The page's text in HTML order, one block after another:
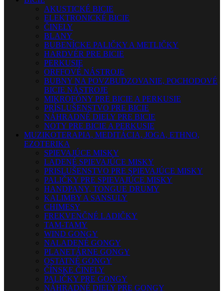
AKUSTICKÉ BICIE
ELEKTRONICKÉ BICIE
ČINELY
BLANY
BUBENÍCKE PALIČKY A METLIČKY
HARDVÉR PRE BICIE
PERKUSIE
ORFFOVÉ NÁSTROJE
BUBNY NA POVZBUDZOVANIE, POCHODOVÉ
BICIE NÁSTROJE
MIKROFÓNY PRE BICIE A PERKUSIE
PRÍSLUŠENSTVO PRE BICIE
NÁHRADNÉ DIELY PRE BICIE
NOTY PRE BICIE A PERKUSIE
MUZIKOTERAPIA, MEDITÁCIA, JOGA, ETHNO,
EZOTERIKA
SPIEVAJÚCE MISKY
LADENÉ SPIEVAJÚCE MISKY
PRISLUŠENSTVO PRE SPIEVAJÚCE MISKY
PALIČKY PRE SPIEVAJÚCE MISKY
HANDPANY, TONGUE DRUMY
KALIMBY A SANSULY
CHIMESY
FREKVENČNÉ LADIČKY
TAM-TAMY
WIND GONGY
NALADENÉ GONGY
PLANETÁRNE GONGY
OSTATNÉ GONGY
ČÍNSKE ČINELY
PALIČKY PRE GONGY
NÁHRADNÉ DIELY PRE GONGY